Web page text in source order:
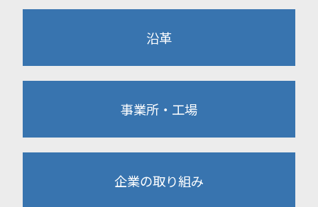
沿革
事業所・工場
企業の取り組み